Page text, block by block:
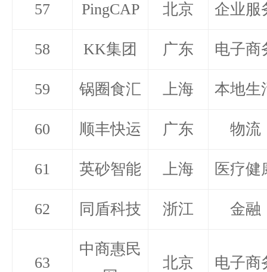
57 PingCAP 北京 企业服
58 KK集团 广东 电子商
59 锅圈食汇 上海 本地生
60 顺丰快运 广东 物流
61 英砂智能 上海 医疗健
62 同盾科技 浙江 金融
63
中商惠民
北京 电子商